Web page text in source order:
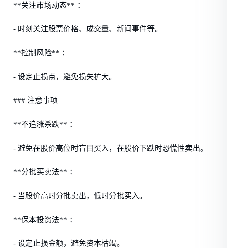
**关注市场动态** ：
- 时刻关注股票价格、成交量、新闻事件等。
**控制风险** ：
- 设定止损点，避免损失扩大。
### 注意事项
**不追涨杀跌** ：
- 避免在股价高位时盲目买入，在股价下跌时恐慌性卖出。
**分批买卖法** ：
- 当股价高时分批卖出，低时分批买入。
**保本投资法** ：
- 设定止损金额，避免资本枯竭。